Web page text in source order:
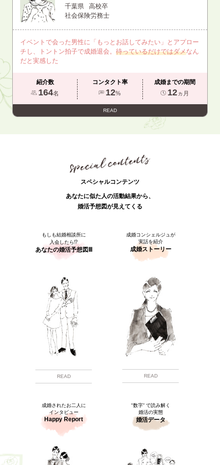
千葉県
高校卒
社会保険労務士
イベントで会った男性に「もっとお話してみたい」とアプロー
チし、トントン拍子で成婚退会。 待っているだけではダメなん
だと実感した
紹介数
164名
コンタクト率
12%
成婚までの期間
12ヵ月
READ
スペシャルコンテンツ
あなたに似た人の活動結果から、
婚活予想図が見えてくる
もしも結婚相談所に
入会したら⁉
あなたの婚活予想図Ⅲ
READ
成婚コンシェルジュが
実話を紹介
成婚ストーリー
READ
成婚されたお二人に
インタビュー
Happy Report
"数字” で読み解く
婚活の実態
婚活データ